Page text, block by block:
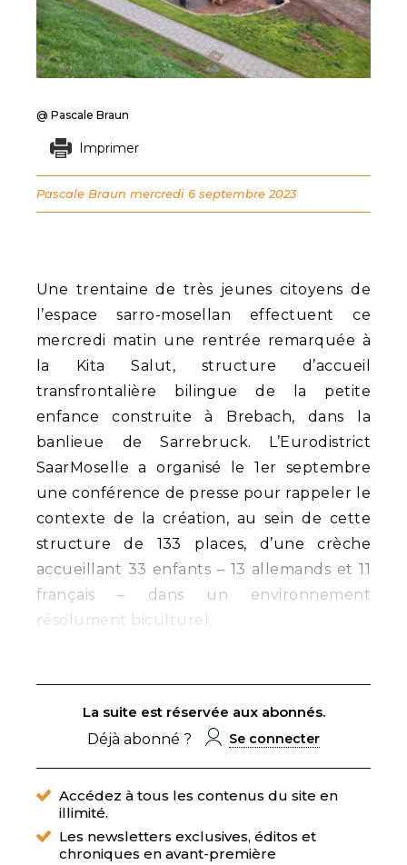
Une trentaine de très jeunes citoyens de
l’espace sarro-mosellan effectuent ce
mercredi matin une rentrée remarquée à
la Kita Salut, structure d’accueil
transfrontalière bilingue de la petite
enfance construite à Brebach, dans la
banlieue de Sarrebruck. L’Eurodistrict
SaarMoselle a organisé le 1er septembre
une conférence de presse pour rappeler le
contexte de la création, au sein de cette
structure de 133 places, d’une crèche
accueillant 33 enfants – 13 allemands et 11
français – dans un environnement
résolument biculturel.
La suite est réservée aux abonnés.
Déjà abonné ?
Se connecter
Accédez à tous les contenus du site en
illimité.
Les newsletters exclusives, éditos et
chroniques en avant-première
@ Pascale Braun
Imprimer
Pascale Braun mercredi 6 septembre 2023